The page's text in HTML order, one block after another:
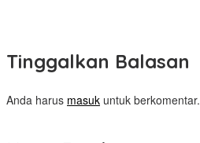
Tinggalkan Balasan
Anda harus masuk untuk berkomentar.